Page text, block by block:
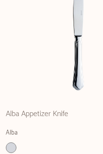
Alba Appetizer Knife
Alba